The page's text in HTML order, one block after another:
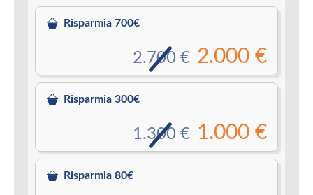
Risparmia 700€
2.000 €
2.700 €
Risparmia 300€
1.000 €
1.300 €
Risparmia 80€